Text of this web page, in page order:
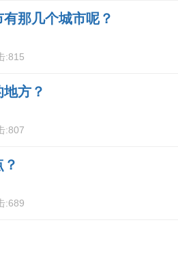
那几个城市呢？
:815
方？
:807
:689